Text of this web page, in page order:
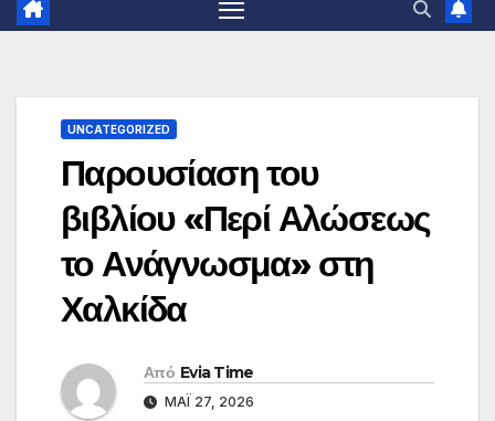
UNCATEGORIZED
Παρουσίαση του
βιβλίου «Περί Αλώσεως
το Ανάγνωσμα» στη
Χαλκίδα
Από Evia Time
ΜΆΙ 27, 2026